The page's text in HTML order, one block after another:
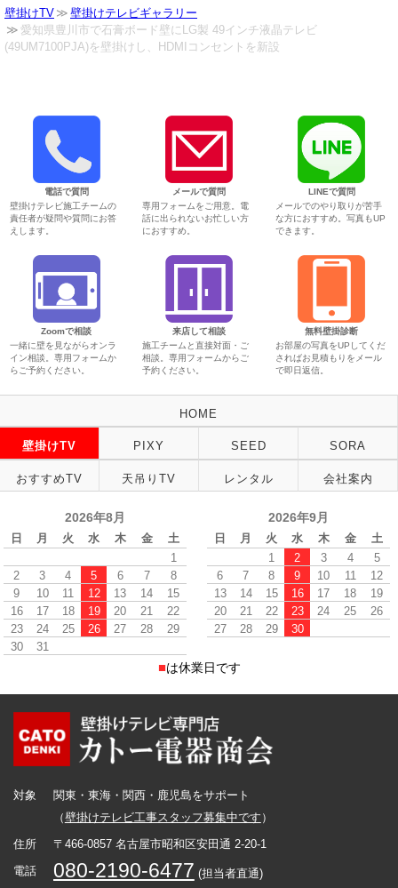
壁掛けTV
壁掛けテレビギャラリー
愛知県豊川市で石膏ボード壁にLG製 49インチ液晶テレビ
(49UM7100PJA)を壁掛けし、HDMIコンセントを新設
電話で質問
壁掛けテレビ施工チームの
責任者が疑問や質問にお答
えします。
メールで質問
専用フォームをご用意。電
話に出られないお忙しい方
におすすめ。
LINEで質問
メールでのやり取りが苦手
な方におすすめ。写真もUP
できます。
Zoomで相談
一緒に壁を見ながらオンラ
イン相談。専用フォームか
らご予約ください。
来店して相談
施工チームと直接対面・ご
相談。専用フォームからご
予約ください。
無料壁掛診断
お部屋の写真をUPしてくだ
さればお見積もりをメール
で即日返信。
HOME
壁掛けTV PIXY SEED SORA
おすすめTV 天吊りTV レンタル 会社案内
2026年8月
日 月 火 水 木 金
土
1
2
3 4 5 6 7
8
9
10 11 12 13 14
15
16
17 18 19 20 21
22
23
24 25 26 27 28
29
30
31
2026年9月
日 月 火 水 木 金
土
1
2 3 4
5
6
7 8 9 10 11
12
13
14 15 16 17 18
19
20
21 22 23 24 25
26
27
28 29 30
■は休業日です
対象
関東・東海・関西・鹿児島をサポート
（壁掛けテレビ工事スタッフ募集中です ）
住所
〒466-0857 名古屋市昭和区安田通 2-20-1
電話
080-2190-6477 (担当者直通)